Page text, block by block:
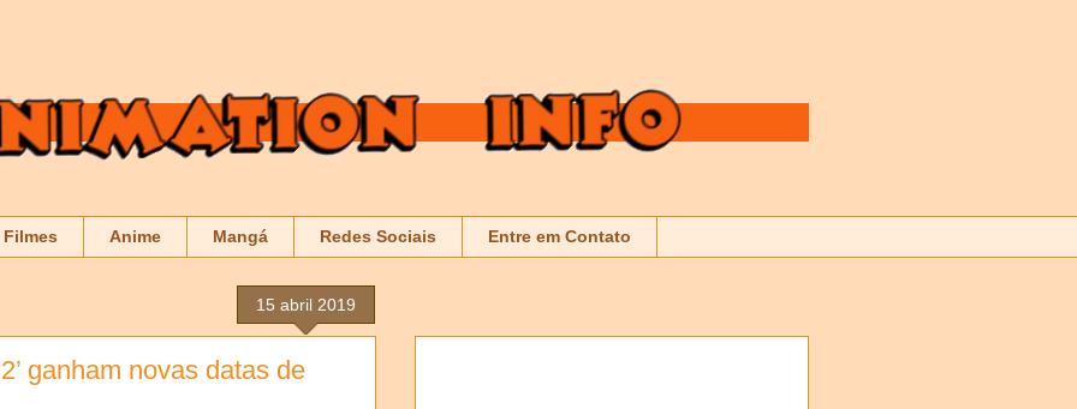
Filmes Anime Mangá Redes Sociais Entre em Contato
15 abril 2019
ganham novas datas de